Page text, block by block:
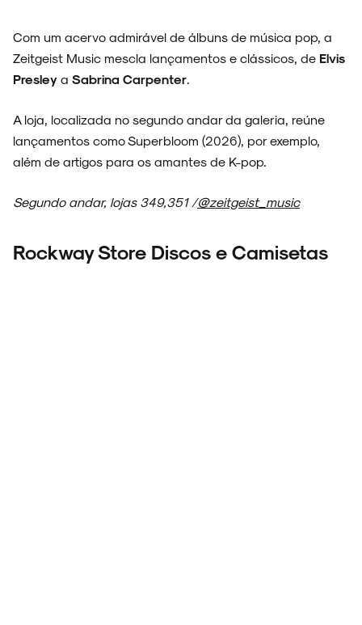
Com um acervo admirável de álbuns de música pop, a
Zeitgeist Music mescla lançamentos e clássicos, de Elvis
Presley a Sabrina Carpenter.
A loja, localizada no segundo andar da galeria, reúne
lançamentos como Superbloom (2026), por exemplo,
além de artigos para os amantes de K-pop.
Segundo andar, lojas 349,351 /@zeitgeist_music
Rockway Store Discos e Camisetas